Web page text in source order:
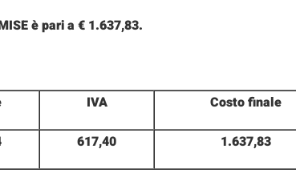
è pari a € 1.637,83.
IVA Costo finale
617,40 1.637,83